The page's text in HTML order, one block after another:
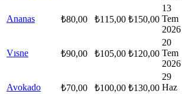
Ananas ₺80,00 ₺115,00 ₺150,00
13
Tem
2026
Vısne ₺90,00 ₺105,00 ₺120,00
20
Tem
2026
Avokado ₺70,00 ₺100,00 ₺130,00
29
Haz